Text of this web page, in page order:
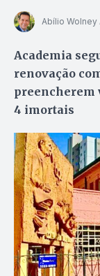
Abílio Wolney
Academia
renovação
preencherem
4 imortais